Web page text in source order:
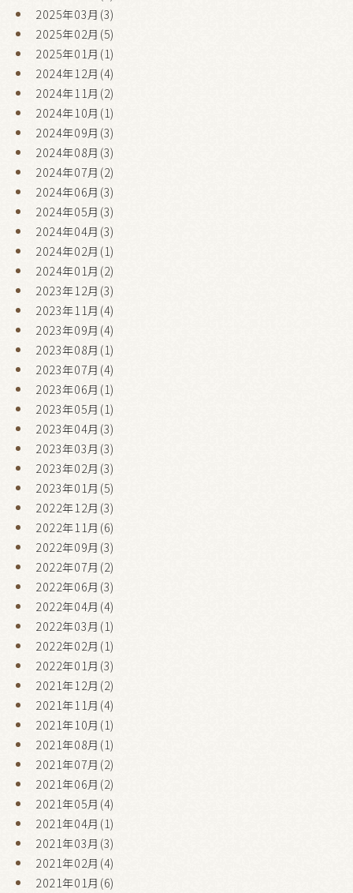
2025年03月(3)
2025年02月(5)
2025年01月(1)
2024年12月(4)
2024年11月(2)
2024年10月(1)
2024年09月(3)
2024年08月(3)
2024年07月(2)
2024年06月(3)
2024年05月(3)
2024年04月(3)
2024年02月(1)
2024年01月(2)
2023年12月(3)
2023年11月(4)
2023年09月(4)
2023年08月(1)
2023年07月(4)
2023年06月(1)
2023年05月(1)
2023年04月(3)
2023年03月(3)
2023年02月(3)
2023年01月(5)
2022年12月(3)
2022年11月(6)
2022年09月(3)
2022年07月(2)
2022年06月(3)
2022年04月(4)
2022年03月(1)
2022年02月(1)
2022年01月(3)
2021年12月(2)
2021年11月(4)
2021年10月(1)
2021年08月(1)
2021年07月(2)
2021年06月(2)
2021年05月(4)
2021年04月(1)
2021年03月(3)
2021年02月(4)
2021年01月(6)